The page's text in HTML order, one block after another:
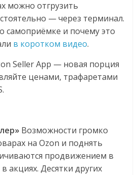
можно отгрузить
— через терминал.
самоприёмке и почему это
в коротком видео.
Seller App — новая порция
ценами, трафаретами
Возможности громко
на Ozon и поднять
продвижением в
акциях. Десятки других